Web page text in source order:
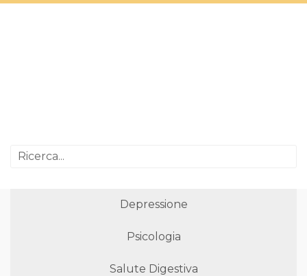
Depressione
Psicologia
Salute Digestiva